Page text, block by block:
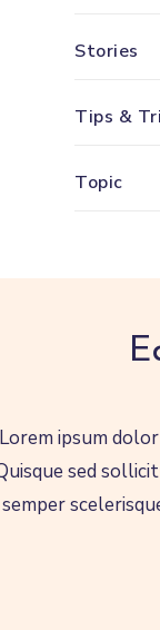
Stories
Tips &
Topic
ipsum
sed
semper